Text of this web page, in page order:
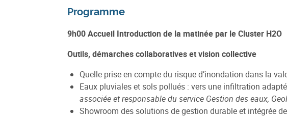
Programme
9h00 Accueil Introduction de la matinée par le Cluster H2O
Outils, démarches collaboratives et vision collective
Quelle prise en compte du risque d’inondation dans la
Eaux pluviales et sols pollués : vers une infiltration
associée et responsable du service Gestion des eaux,
Showroom des solutions de gestion durable et intégrée